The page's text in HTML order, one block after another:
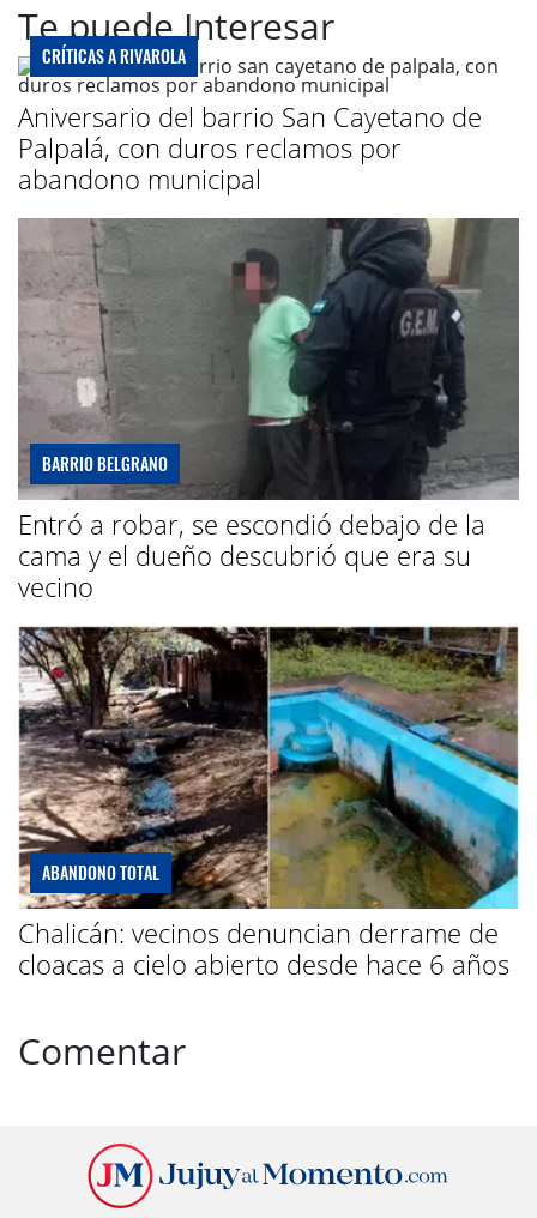
Te puede Interesar
CRÍTICAS A RIVAROLA
Aniversario del barrio San Cayetano de
Palpalá, con duros reclamos por
abandono municipal
BARRIO BELGRANO
Entró a robar, se escondió debajo de la
cama y el dueño descubrió que era su
vecino
ABANDONO TOTAL
Chalicán: vecinos denuncian derrame de
cloacas a cielo abierto desde hace 6 años
Comentar